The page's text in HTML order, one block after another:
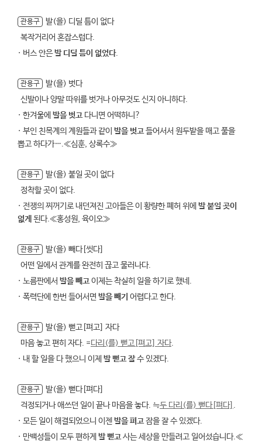
관용구
발(을) 디딜 틈이 없다
복작거리어 혼잡스럽다.
· 버스 안은발 디딜 틈이 없었다.
관용구
발(을) 벗다
신발이나 양말 따위를 벗거나 아무것도 신지 아니하다.
· 한겨울에 발을 벗고다니면 어떡하니?
· 부인 친목계의 계원들과 같이 발을 벗고들어서서 원두밭을 매고 풀을
뽑고 하다가….≪심훈, 상록수≫
관용구
발(을) 붙일 곳이 없다
정착할 곳이 없다.
· 전쟁의 찌꺼기로 내던져진 고아들은 이 황량한 폐허 위에 발 붙일 곳이
없게 된다.≪홍성원, 육이오≫
관용구
발(을) 빼다[씻다]
어떤 일에서 관계를 완전히 끊고 물러나다.
· 노름판에서 발을 빼고이제는 착실히 일을 하기로 했네.
· 폭력단에 한번 들어서면 발을 빼기 어렵다고 한다.
관용구
발(을) 뻗고[펴고] 자다
마음 놓고 편히 자다. =다리(를) 뻗고[펴고] 자다.
· 내 할 일을 다 했으니 이제 발 뻗고 잘수 있겠다.
관용구
발(을) 뻗다[펴다]
걱정되거나 애쓰던 일이 끝나 마음을 놓다. ≒두 다리(를) 뻗다[펴다] .
· 모든 일이 해결되었으니 이젠발을 펴고잠을 잘 수 있겠다.
· 만백성들이 모두 편하게 발 뻗고사는 세상을 만들려고 일어섰습니다.≪